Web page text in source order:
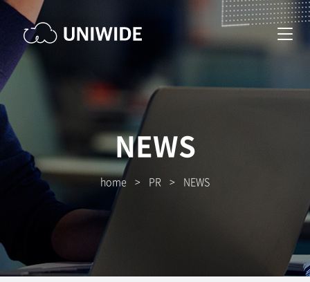
NEWS
home > PR > NEWS